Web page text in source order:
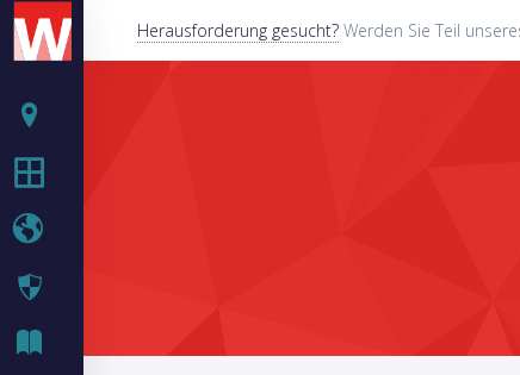
Herausforderung gesucht?Werden Sie Teil